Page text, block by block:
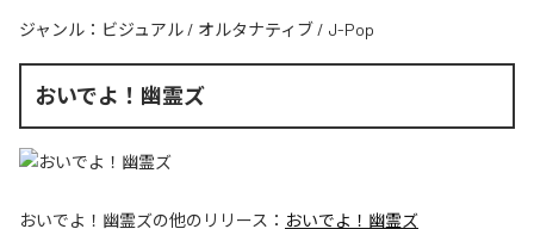
ジャンル： ビジュアル / オルタナティブ / J-Pop
おいでよ！幽霊ズ
おいでよ！幽霊ズの他のリリース： おいでよ！幽霊ズ